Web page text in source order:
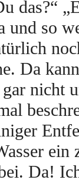
das?“
und so
Da
nicht
ein
Da!